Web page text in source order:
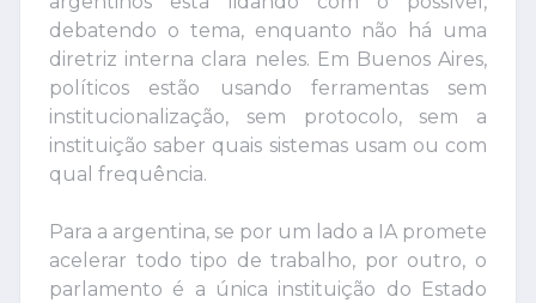
debatendo o tema, enquanto não há uma
diretriz interna clara neles. Em Buenos Aires,
políticos estão usando ferramentas sem
institucionalização, sem protocolo, sem a
instituição saber quais sistemas usam ou com
qual frequência.
Para a argentina, se por um lado a IA promete
acelerar todo tipo de trabalho, por outro, o
parlamento é a única instituição do Estado